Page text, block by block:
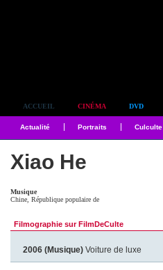
ACCUEIL CINÉMA DVD
Actualité Portraits Culculte
Xiao He
Musique
Chine, République populaire de
Filmographie sur FilmDeCulte
2006 (Musique) Voiture de luxe